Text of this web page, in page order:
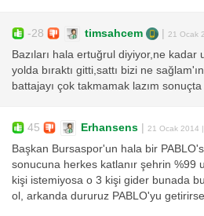
-28 timsahcem | 21 Ocak
Bazıları hala ertuğrul diyiyor,ne kadar
yolda bıraktı gitti,sattı bizi ne
battajayı çok takmamak lazım
45 Erhansens | 21 Ocak 2014
Başkan Bursaspor'un hala bir
sonucuna herkes katlanır şehrin %99
kişi istemiyosa o 3 kişi gider bunada
ol, arkanda dururuz PABLO'yu